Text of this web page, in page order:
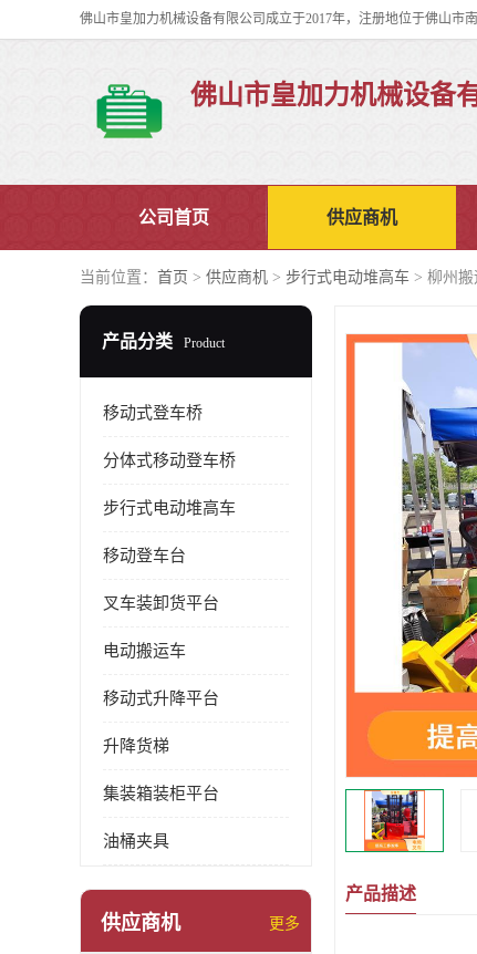
佛山市皇加力机械设备
公司首页 供应商机
当前位置： 首页 > 供应商机 > 步行式电动堆高车 > 柳州
产品分类 Product
移动式登车桥
分体式移动登车桥
步行式电动堆高车
移动登车台
叉车装卸货平台
电动搬运车
移动式升降平台
升降货梯
集装箱装柜平台
油桶夹具
供应商机 更多
产品描述